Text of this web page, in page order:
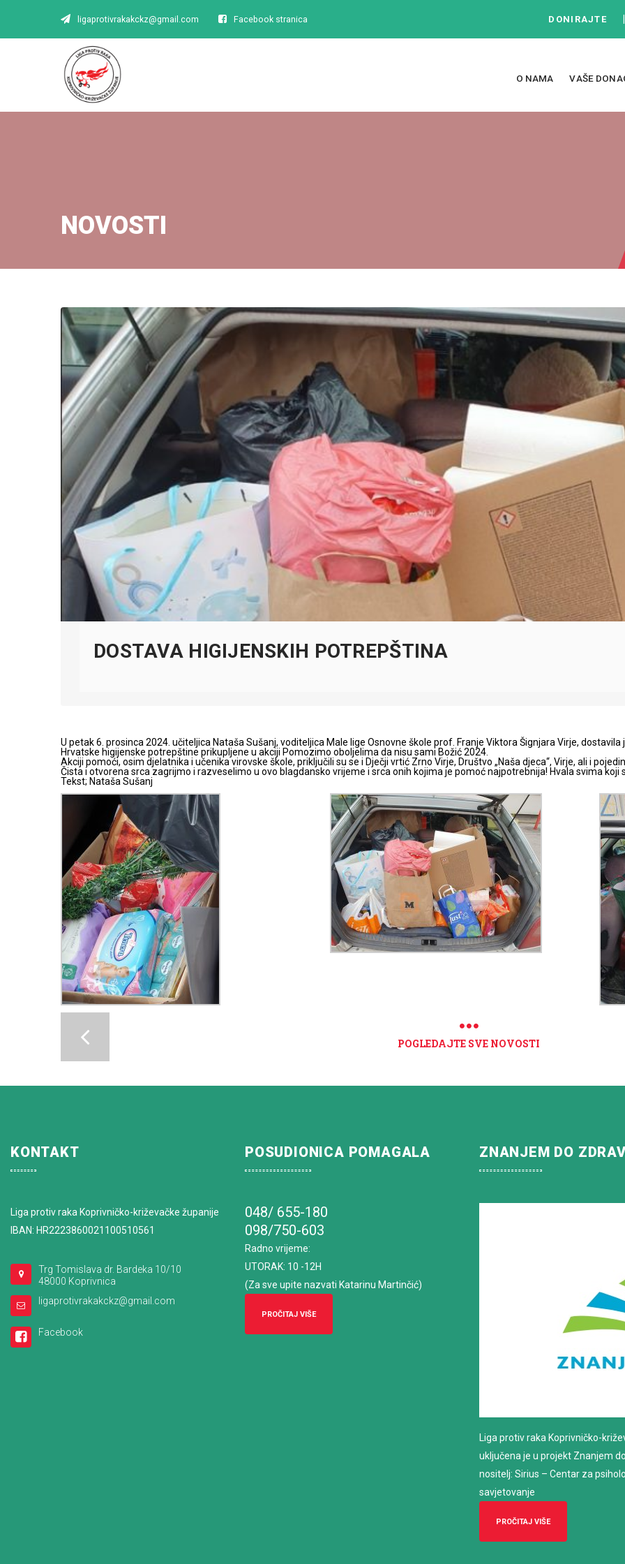
ligaprotivrakakckz@gmail.com Facebook stranica DONIRAJTE
O NAMA VAŠE
NOVOSTI
DOSTAVA HIGIJENSKIH POTREPŠTINA
U petak 6. prosinca 2024. učiteljica Nataša Sušanj, voditeljica Male lige Osnovne škole prof. Franje Viktora Šignjara Virje,
Hrvatske higijenske potrepštine prikupljene u akciji Pomozimo oboljelima da nisu sami Božić 2024.
Akciji pomoći, osim djelatnika i učenika virovske škole, priključili su se i Dječji vrtić Zrno Virje, Društvo „Naša djeca“, Virje, ali i
Čista i otvorena srca zagrijmo i razveselimo u ovo blagdansko vrijeme i srca onih kojima je pomoć najpotrebnija! Hvala svima koji
Tekst; Nataša Sušanj
POGLEDAJTE SVE NOVOSTI
KONTAKT
Liga protiv raka Koprivničko-križevačke županije
IBAN: HR2223860021100510561
Trg Tomislava dr. Bardeka 10/10
48000 Koprivnica
ligaprotivrakakckz@gmail.com
Facebook
POSUDIONICA POMAGALA
048/ 655-180
098/750-603
Radno vrijeme:
UTORAK: 10 -12H
(Za sve upite nazvati Katarinu Martinčić)
PROČITAJ VIŠE
ZNANJEM DO
Liga protiv raka Koprivničko-
uključena je u projekt Znanjem
nositelj: Sirius – Centar za
savjetovanje
PROČITAJ VIŠE